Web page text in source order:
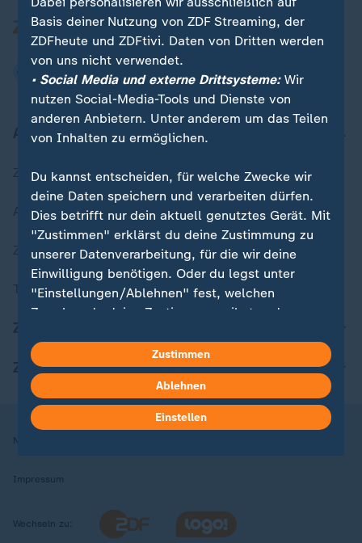
Aktuell bei ZDFheute
Zuletzt veröffentlicht
Aktuelle Sendungs-Videos
ZDFheute Stories
Themen im Überblick
ZDFheute Apps
Nutzungsbedingungen
Impressum
Wechseln zu:
Basis deiner Nutzung von ZDF Streaming, der
ZDFheute und ZDFtivi. Daten von Dritten werden
von uns nicht verwendet.
• Social Media und externe Drittsysteme:Wir
nutzen Social-Media-Tools und Dienste von
anderen Anbietern. Unter anderem um das Teilen
von Inhalten zu ermöglichen.
Du kannst entscheiden, für welche Zwecke wir
deine Daten speichern und verarbeiten dürfen.
Dies betrifft nur dein aktuell genutztes Gerät. Mit
"Zustimmen" erklärst du deine Zustimmung zu
unserer Datenverarbeitung, für die wir deine
Einwilligung benötigen. Oder du legst unter
"Einstellungen/Ablehnen" fest, welchen
Zwecken du deine Zustimmung gibst und
kannst du jederzeit mit Wirkung für die Zukunft
in deinen Einstellungen widerrufen oder ändern.
Hier findest du das Impressum.
Weitere Informationen findest du in unserer
Zustimmen
Ablehnen
Einstellen